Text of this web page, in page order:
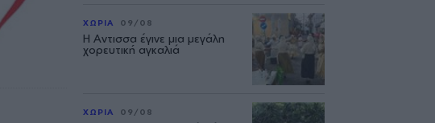
ΧΩΡΙΑ 09/08
Η Αντισσα έγινε μια μεγάλη
χορευτική αγκαλιά
ΧΩΡΙΑ 09/08